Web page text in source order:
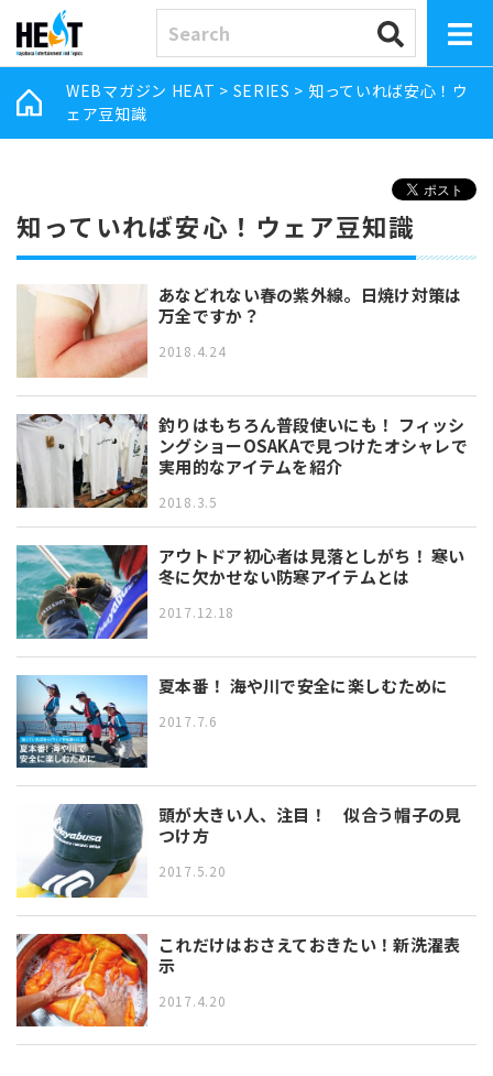
WEBマガジン HEAT > SERIES > 知っていれば安心！ウ
ェア豆知識
知っていれば安心！ウェア豆知識
あなどれない春の紫外線。日焼け対策は
万全ですか？
2018.4.24
釣りはもちろん普段使いにも！ フィッシ
ングショーOSAKAで見つけたオシャレで
実用的なアイテムを紹介
2018.3.5
アウトドア初心者は見落としがち！ 寒い
冬に欠かせない防寒アイテムとは
2017.12.18
夏本番！ 海や川で安全に楽しむために
2017.7.6
頭が大きい人、注目！ 似合う帽子の見
つけ方
2017.5.20
これだけはおさえておきたい！新洗濯表
示
2017.4.20